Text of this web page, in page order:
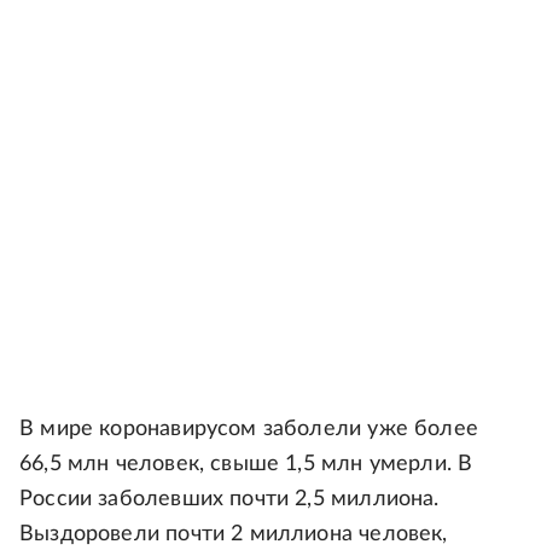
В мире коронавирусом заболели уже более
66,5 млн человек, свыше 1,5 млн умерли. В
России заболевших почти 2,5 миллиона.
Выздоровели почти 2 миллиона человек,